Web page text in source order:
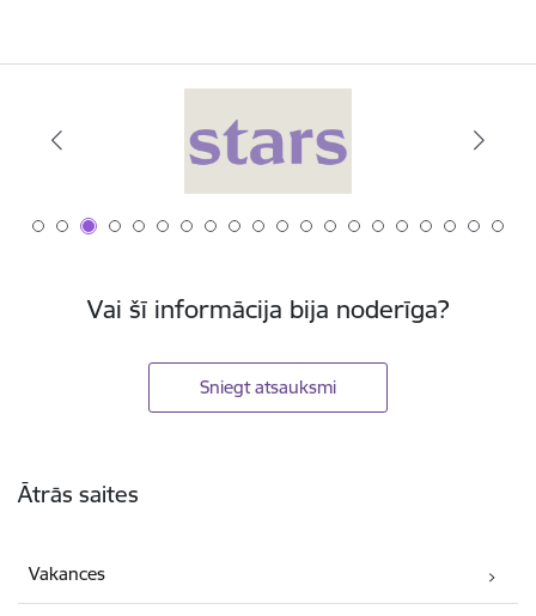
Vai šī informācija bija noderīga?
Sniegt atsauksmi
Ātrās saites
Vakances